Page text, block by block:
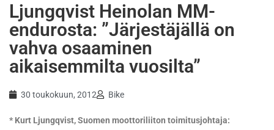
Ljungqvist Heinolan MM-
endurosta: ”Järjestäjällä on
vahva osaaminen
aikaisemmilta vuosilta”
30 toukokuun, 2012 Bike
* Kurt Ljungqvist, Suomen moottoriliiton toimitusjohtaja: